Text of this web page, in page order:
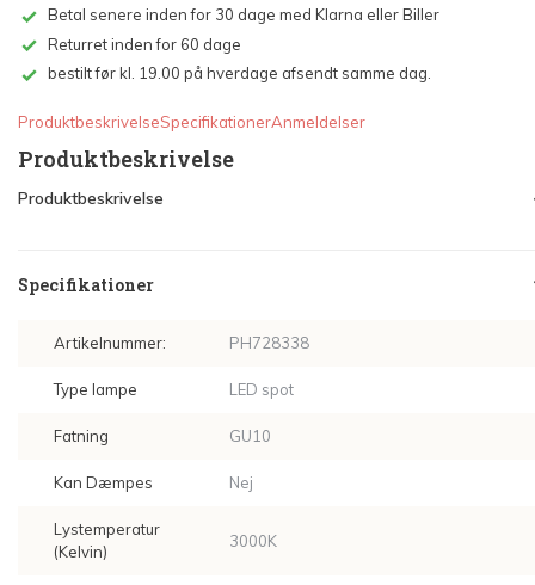
Betal senere inden for 30 dage med Klarna eller Biller
Returret inden for 60 dage
bestilt før kl. 19.00 på hverdage afsendt samme dag.
ProduktbeskrivelseSpecifikationerAnmeldelser
Produktbeskrivelse
Produktbeskrivelse
Specifikationer
Artikelnummer: PH728338
Type lampe LED spot
Fatning GU10
Kan Dæmpes Nej
Lystemperatur
(Kelvin)
3000K